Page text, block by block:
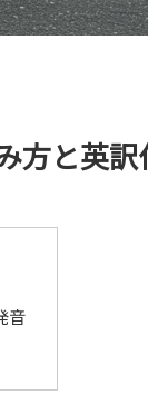
方と英訳
音